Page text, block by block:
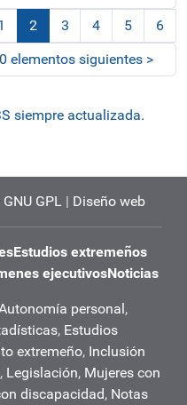
2
(actual)
3 4 5
6
elementos siguientes >
siempre actualizada.
GPL | Diseño web
Estudios extremeños
ejecutivosNoticias
personal,
, Estudios
extremeño, Inclusión
, Legislación, Mujeres con
discapacidad, Notas